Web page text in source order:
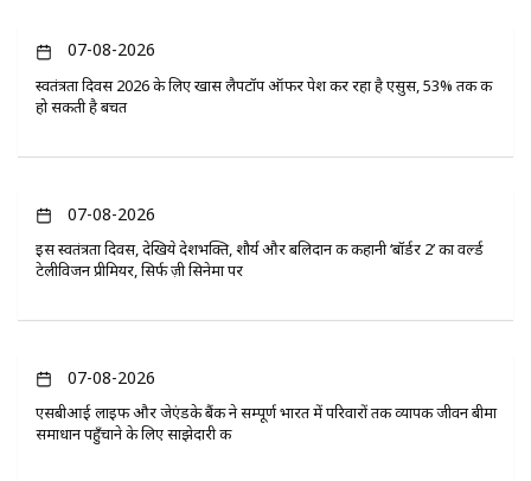
07-08-2026
स्वतंत्रता दिवस 2026 के लिए खास लैपटॉप ऑफर पेश कर रहा है एसुस, 53% तक की
हो सकती है बचत
07-08-2026
इस स्वतंत्रता दिवस, देखिये देशभक्ति, शौर्य और बलिदान की कहानी ‘बॉर्डर 2’ का वर्ल्ड
टेलीविजन प्रीमियर, सिर्फ ज़ी सिनेमा पर
07-08-2026
एसबीआई लाइफ और जेएंडके बैंक ने सम्पूर्ण भारत में परिवारों तक व्यापक जीवन बीमा
समाधान पहुँचाने के लिए साझेदारी की